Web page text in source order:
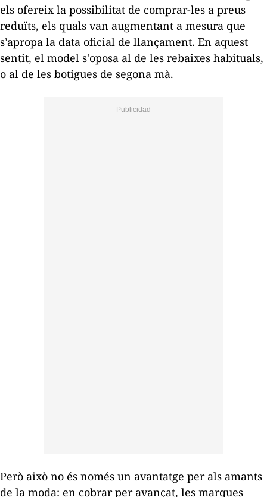
els ofereix la possibilitat de comprar-les a preus
reduïts, els quals van augmentant a mesura que
s’apropa la data oficial de llançament. En aquest
sentit, el model s'oposa al de les rebaixes habituals,
o al de les botigues de segona mà.
Però això no és només un avantatge per als amants
de la moda: en cobrar per avançat, les marques